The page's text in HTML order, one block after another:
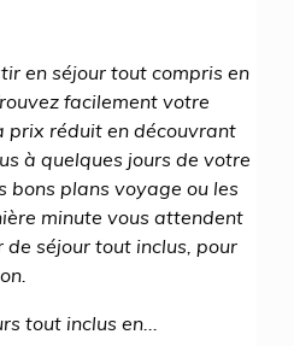
en séjour tout compris en
facilement votre
prix réduit en découvrant
à quelques jours de votre
bons plans voyage ou les
minute vous attendent
séjour tout inclus, pour
tout inclus en...